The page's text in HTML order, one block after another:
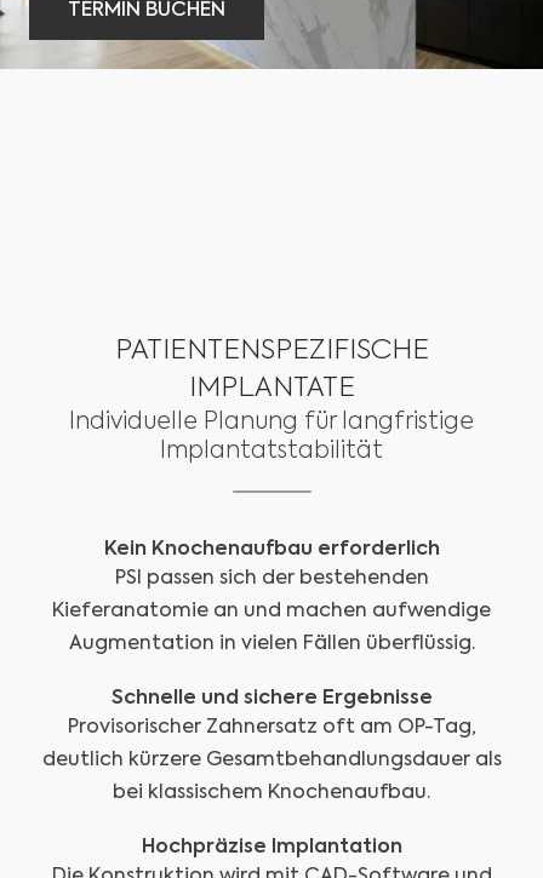
TERMIN BUCHEN
TERMIN BUCHEN
PATIENTENSPEZIFISCHE
IMPLANTATE
Individuelle Planung für langfristige
Implantatstabilität
Kein Knochenaufbau erforderlich
PSI passen sich der bestehenden
Kieferanatomie an und machen aufwendige
Augmentation in vielen Fällen überflüssig.
Schnelle und sichere Ergebnisse
Provisorischer Zahnersatz oft am OP-Tag,
deutlich kürzere Gesamtbehandlungsdauer als
bei klassischem Knochenaufbau.
Hochpräzise Implantation